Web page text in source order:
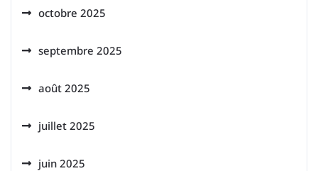
octobre 2025
septembre 2025
août 2025
juillet 2025
juin 2025